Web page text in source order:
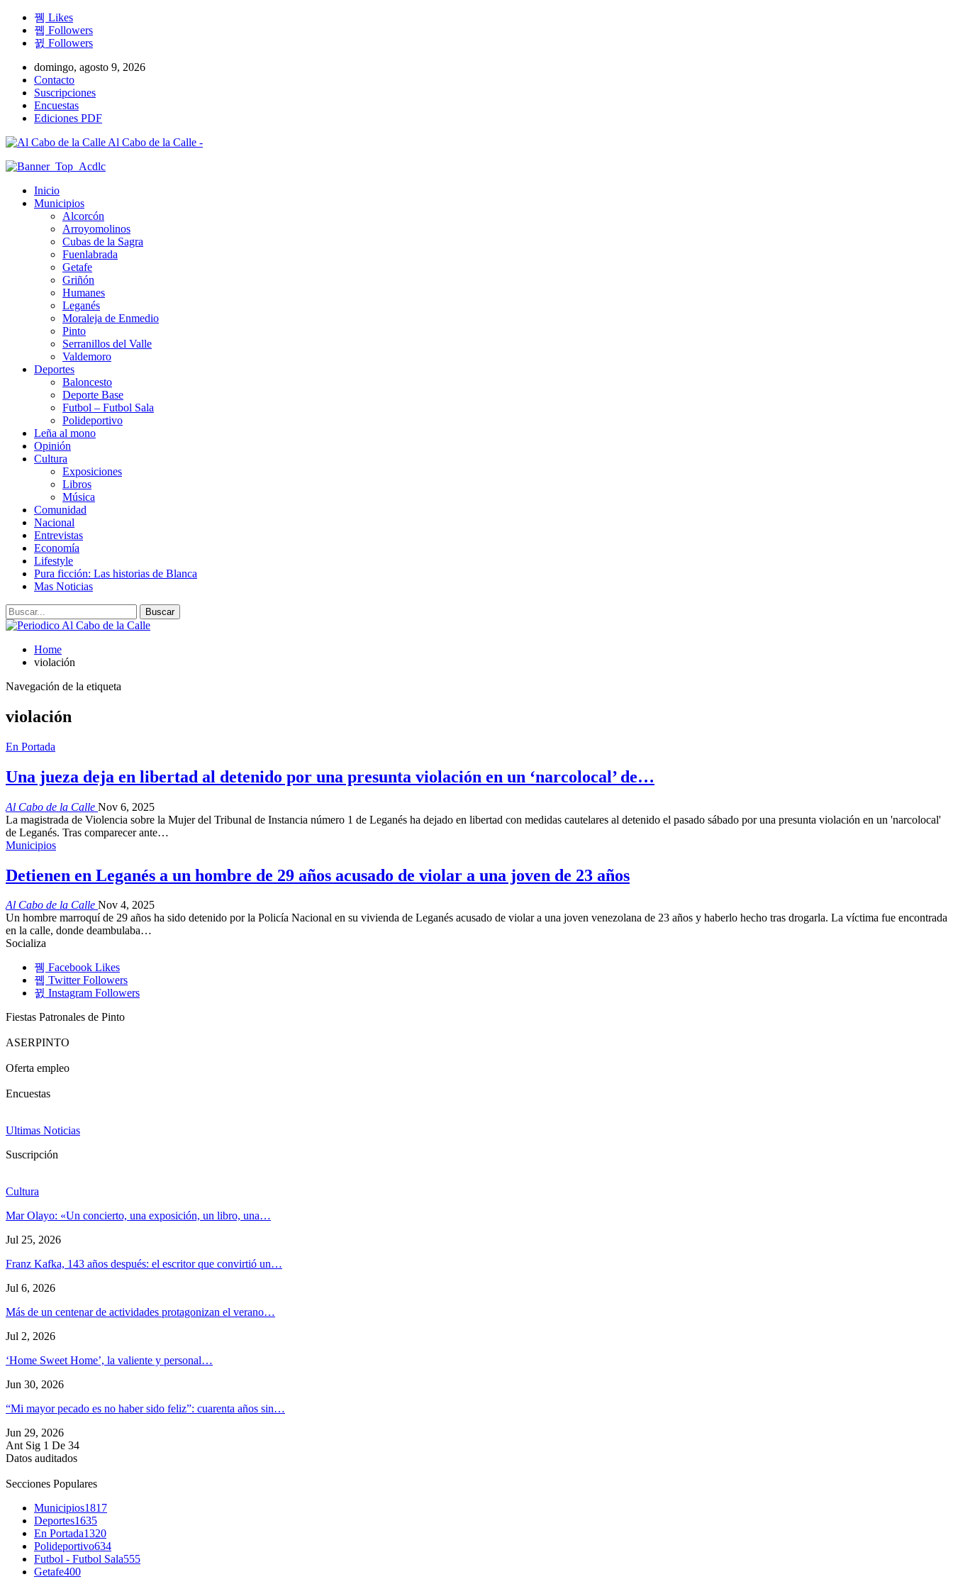
Likes
Followers
Followers
domingo, agosto 9, 2026
Contacto
Suscripciones
Encuestas
Ediciones PDF
Al Cabo de la Calle -
Inicio
Municipios
Alcorcón
Arroyomolinos
Cubas de la Sagra
Fuenlabrada
Getafe
Griñón
Humanes
Leganés
Moraleja de Enmedio
Pinto
Serranillos del Valle
Valdemoro
Deportes
Baloncesto
Deporte Base
Futbol – Futbol Sala
Polideportivo
Leña al mono
Opinión
Cultura
Exposiciones
Libros
Música
Comunidad
Nacional
Entrevistas
Economía
Lifestyle
Pura ficción: Las historias de Blanca
Mas Noticias
Home
violación
Navegación de la etiqueta
violación
En Portada
Una jueza deja en libertad al detenido por una presunta violación en un ‘narcolocal’ de…
Al Cabo de la Calle Nov 6, 2025
La magistrada de Violencia sobre la Mujer del Tribunal de Instancia número 1 de Leganés ha dejado en libertad con medidas cautelares al detenido el pasado sábado por una presunta violación en un 'narcolocal'
de Leganés. Tras comparecer ante…
Municipios
Detienen en Leganés a un hombre de 29 años acusado de violar a una joven de 23 años
Al Cabo de la Calle Nov 4, 2025
Un hombre marroquí de 29 años ha sido detenido por la Policía Nacional en su vivienda de Leganés acusado de violar a una joven venezolana de 23 años y haberlo hecho tras drogarla. La víctima fue encontrada
en la calle, donde deambulaba…
Socializa
Facebook Likes
Twitter Followers
Instagram Followers
Fiestas Patronales de Pinto
ASERPINTO
Oferta empleo
Encuestas
Ultimas Noticias
Suscripción
Cultura
Mar Olayo: «Un concierto, una exposición, un libro, una…
Jul 25, 2026
Franz Kafka, 143 años después: el escritor que convirtió un…
Jul 6, 2026
Más de un centenar de actividades protagonizan el verano…
Jul 2, 2026
‘Home Sweet Home’, la valiente y personal…
Jun 30, 2026
“Mi mayor pecado es no haber sido feliz”: cuarenta años sin…
Jun 29, 2026
Ant Sig 1 De 34
Datos auditados
Secciones Populares
Municipios1817
Deportes1635
En Portada1320
Polideportivo634
Futbol - Futbol Sala555
Getafe400